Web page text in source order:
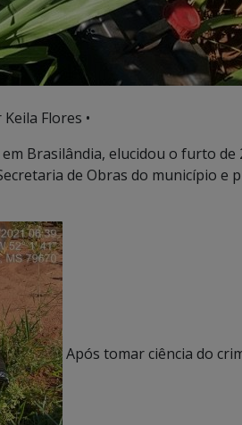
Keila Flores •
em Brasilândia, elucidou o furto
de Obras do município e
Após tomar ciência do